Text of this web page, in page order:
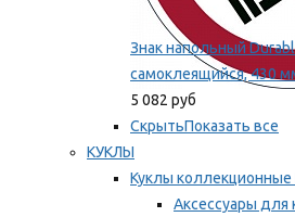
Знак напольный
самоклеящийся, 430
5 082 руб
СкрытьПоказать все
КУКЛЫ
Куклы коллекционные
Аксессуары для